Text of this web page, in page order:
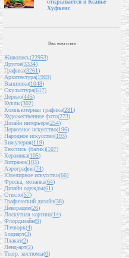
открывается в Ксавье
Хуфкенс
Вид искусства
Живопись(22953)
Другое(3334)
Графика(3261)
Архитектура(1969)
Вышивка(1048)
Скульптура(617)
Дерево(445)
Куклы(302)
Компьютерная графика(281)
Художественное фото(273)
Дизайн интерьера(254)
Церковное искусство(196)
Народное искусство(193)
Бижутерия(119)
Текстиль (батик)(107)
Керамика(105)
Витражи(103)
Аэрография(74)
Ювелирное искусство(66)
Фреска, мозаика(64)
Дизайн одежды(61)
Стекло(57)
Графический дизайн(38)
Декорации(26)
Лоскутная картина(14)
Флордизайн(9)
Пэчворк(4)
Бодиарт(3)
Плакат(2)
Ленд-арт(2)
Театр. костюмы(0)